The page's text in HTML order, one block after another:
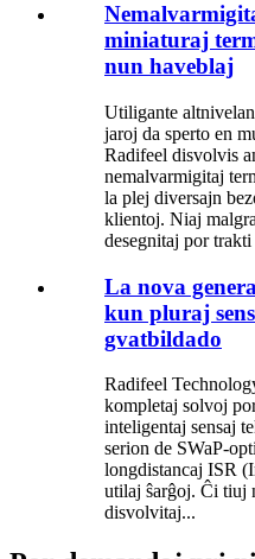
miniaturaj
nun haveblaj
Utiligante
jaroj da sperto en
Radifeel disvolvis
nemalvarmigitaj
la plej diversajn
klientoj. Niaj
desegnitaj por trakti
La nova
kun pluraj
gvatbildado
Radifeel
kompletaj solvoj
inteligentaj sensaj
serion de SWaP-
longdistancaj ISR
utilaj ŝarĝoj. Ĉi tiuj
disvolvitaj...